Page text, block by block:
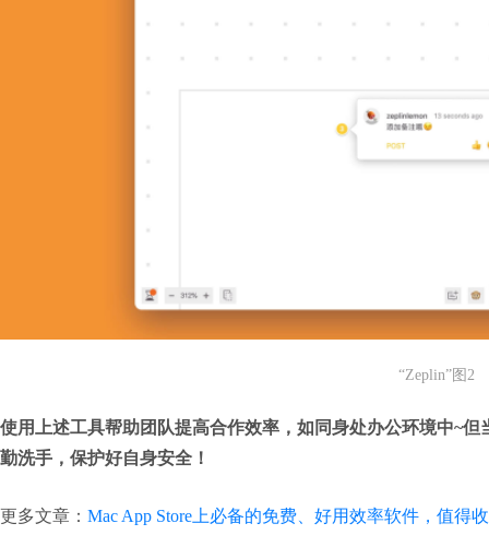
“Zeplin”图2
使用上述工具帮助团队提高合作效率，如同身处办公环境中~
勤洗手，保护好自身安全！
更多文章： Mac App Store上必备的免费、好用效率软件，值得